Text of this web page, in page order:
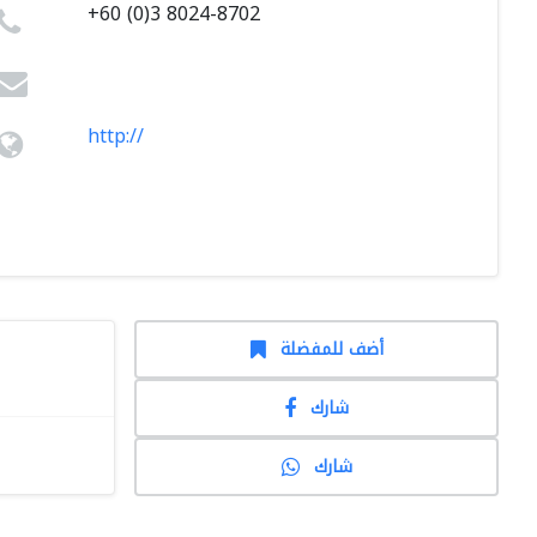
+60 (0)3 8024-8702
http://
أضف للمفضلة
شارك
شارك